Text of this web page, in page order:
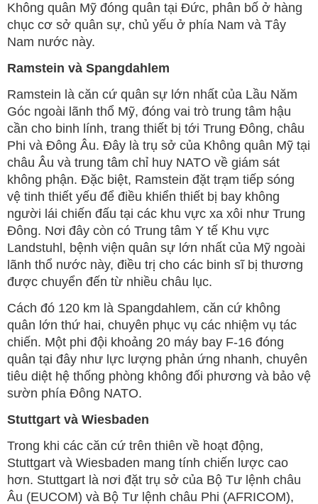
Không quân Mỹ đóng quân tại Đức, phân bố ở hàng
chục cơ sở quân sự, chủ yếu ở phía Nam và Tây
Nam nước này.
Ramstein và Spangdahlem
Ramstein là căn cứ quân sự lớn nhất của Lầu Năm
Góc ngoài lãnh thổ Mỹ, đóng vai trò trung tâm hậu
cần cho binh lính, trang thiết bị tới Trung Đông, châu
Phi và Đông Âu. Đây là trụ sở của Không quân Mỹ tại
châu Âu và trung tâm chỉ huy NATO về giám sát
không phận. Đặc biệt, Ramstein đặt trạm tiếp sóng
vệ tinh thiết yếu để điều khiển thiết bị bay không
người lái chiến đấu tại các khu vực xa xôi như Trung
Đông. Nơi đây còn có Trung tâm Y tế Khu vực
Landstuhl, bệnh viện quân sự lớn nhất của Mỹ ngoài
lãnh thổ nước này, điều trị cho các binh sĩ bị thương
được chuyển đến từ nhiều châu lục.
Cách đó 120 km là Spangdahlem, căn cứ không
quân lớn thứ hai, chuyên phục vụ các nhiệm vụ tác
chiến. Một phi đội khoảng 20 máy bay F-16 đóng
quân tại đây như lực lượng phản ứng nhanh, chuyên
tiêu diệt hệ thống phòng không đối phương và bảo vệ
sườn phía Đông NATO.
Stuttgart và Wiesbaden
Trong khi các căn cứ trên thiên về hoạt động,
Stuttgart và Wiesbaden mang tính chiến lược cao
hơn. Stuttgart là nơi đặt trụ sở của Bộ Tư lệnh châu
Âu (EUCOM) và Bộ Tư lệnh châu Phi (AFRICOM),